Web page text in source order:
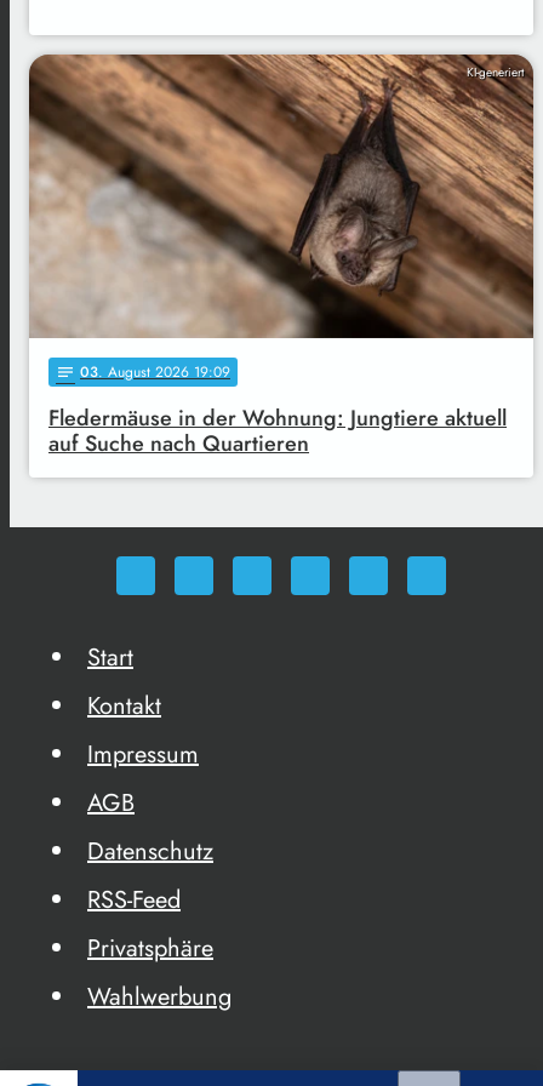
KI-generiert
notes 03. August 2026 19:09
Fledermäuse in der Wohnung: Jungtiere aktuell
auf Suche nach Quartieren
Start
Kontakt
Impressum
AGB
Datenschutz
RSS-Feed
Privatsphäre
Wahlwerbung